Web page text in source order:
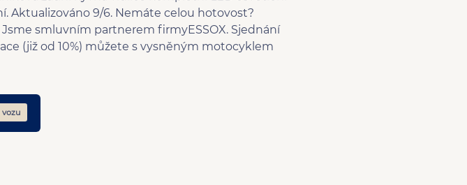
Aktualizováno 9/6. Nemáte celou hotovost?
smluvním partnerem firmyESSOX. Sjednání
(již od 10%) můžete s vysněným motocyklem